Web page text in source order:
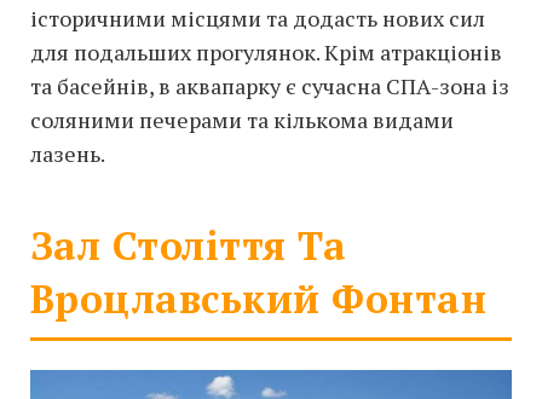
історичними місцями та додасть нових сил
для подальших прогулянок. Крім атракціонів
та басейнів, в аквапарку є сучасна СПА-зона із
соляними печерами та кількома видами
лазень.
Зал Століття Та
Вроцлавський Фонтан